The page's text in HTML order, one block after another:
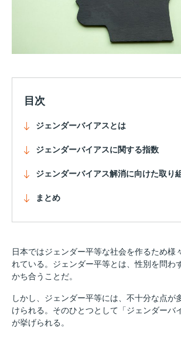
目次
ジェンダーバイアスとは
ジェンダーバイアスに関する指数
ジェンダーバイアス解消に向けた取り
まとめ
日本ではジェンダー平等な社会を作るため様
れている。ジェンダー平等とは、性別を問わ
かち合うことだ。
しかし、ジェンダー平等には、不十分な点が
けられる。そのひとつとして「ジェンダーバ
が挙げられる。